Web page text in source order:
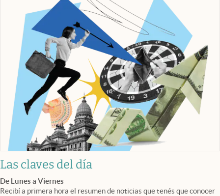
Las claves del día
De Lunes a Viernes
Recibí a primera hora el resumen de noticias que tenés que conocer